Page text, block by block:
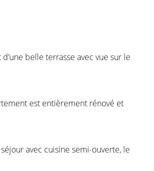
belle terrasse avec vue sur le
est entièrement rénové et
avec cuisine semi-ouverte, le